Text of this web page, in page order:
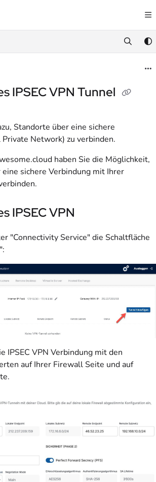
https://docs.awesome.cloud/llms.txt
IPSEC VPN Tunnel
Standorte über eine sichere
Network) zu verbinden.
haben Sie die Möglichkeit,
sichere Verbindung mit Ihrer
IPSEC VPN
"Connectivity Service" die Schaltfläche
IPSEC VPN Verbindung mit den
auf Ihrer Firewall Seite und auf